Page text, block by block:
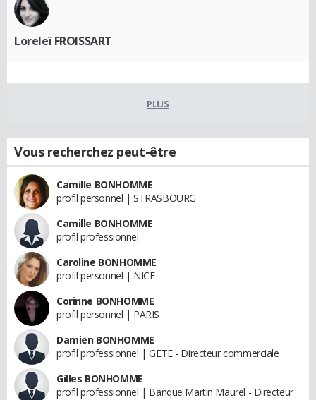
Loreleï FROISSART
PLUS
Vous recherchez peut-être
Camille BONHOMME
profil personnel | STRASBOURG
Camille BONHOMME
profil professionnel
Caroline BONHOMME
profil personnel | NICE
Corinne BONHOMME
profil personnel | PARIS
Damien BONHOMME
profil professionnel | GETE - Directeur commerciale
Gilles BONHOMME
profil professionnel | Banque Martin Maurel - Directeur